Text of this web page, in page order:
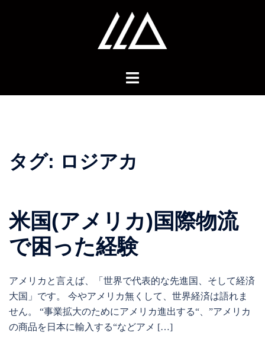
タグ: ロジアカ
米国(アメリカ)国際物流
で困った経験
アメリカと言えば、「世界で代表的な先進国、そして経済
大国」です。 今やアメリカ無くして、世界経済は語れま
せん。 “事業拡大のためにアメリカ進出する“、”アメリカ
の商品を日本に輸入する“などアメ […]